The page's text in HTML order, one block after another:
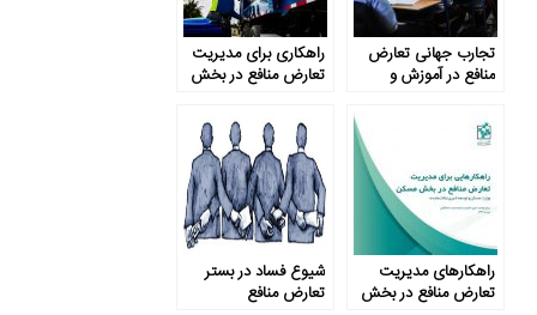
تجارب جهانی تعارض
منافع در آموزش و
راهکاری برای مدیریت
تعارض منافع در بخش
(بررسی تطبیقی نمونۀ
موردی بریتانیا)
راهکارهای مدیریت
تعارض منافع در بخش
شیوع فساد در بستر
تعارض منافع